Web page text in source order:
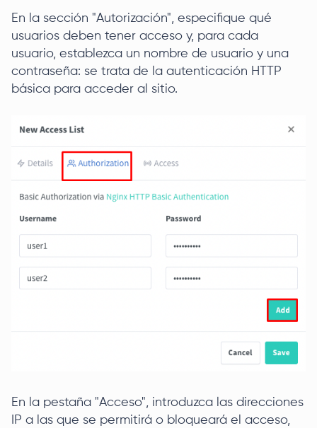
En la sección "Autorización", especifique qué
usuarios deben tener acceso y, para cada
usuario, establezca un nombre de usuario y una
contraseña: se trata de la autenticación HTTP
básica para acceder al sitio.
En la pestaña "Acceso", introduzca las direcciones
IP a las que se permitirá o bloqueará el acceso,